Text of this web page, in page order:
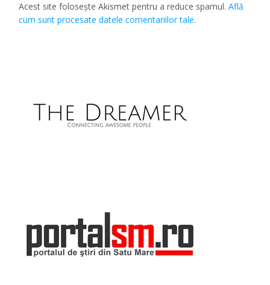
Acest site folosește Akismet pentru a reduce spamul.Află
cum sunt procesate datele comentariilor tale.